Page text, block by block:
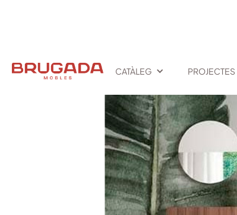
CATÀLEG PROJECTES
INICI/ TEXT LINK/BLUMA